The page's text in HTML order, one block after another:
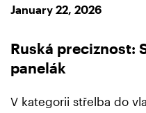
January 22, 2026
Ruská preciznost:
panelák
V kategorii střelba do